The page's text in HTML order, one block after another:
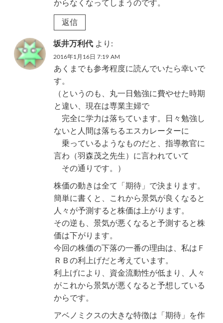
からなくなってしまうのです。
返信
坂井万利代 より:
2016年1月16日 7:19 AM
あくまでも参考程度に読んでいたら幸いで
す。
（というのも、丸一日勉強に費やせた時期
と違い、現在は専業主婦で
完全に学力は落ちています。日々勉強し
ないと人間は落ちるエスカレーターに
乗っているようなものだと、指導教官に
言わ（羽森茂之先生）に言われていて
その通りです。）
株価の動きは全て「期待」で決まります。
簡単に書くと、これから景気が良くなると
人々が予測すると株価は上がります。
その逆も、景気が悪くなると予測すると株
価は下がります。
今回の株価の下落の一番の理由は、私はＦ
ＲＢの利上げだと考えています。
利上げにより、資金流動性が低まり、人々
がこれから景気が悪くなると予想している
からです。
アベノミクスの大きな特徴は「期待」を作